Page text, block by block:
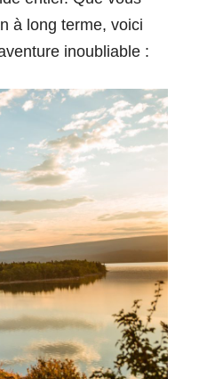
à long terme, voici
inoubliable :